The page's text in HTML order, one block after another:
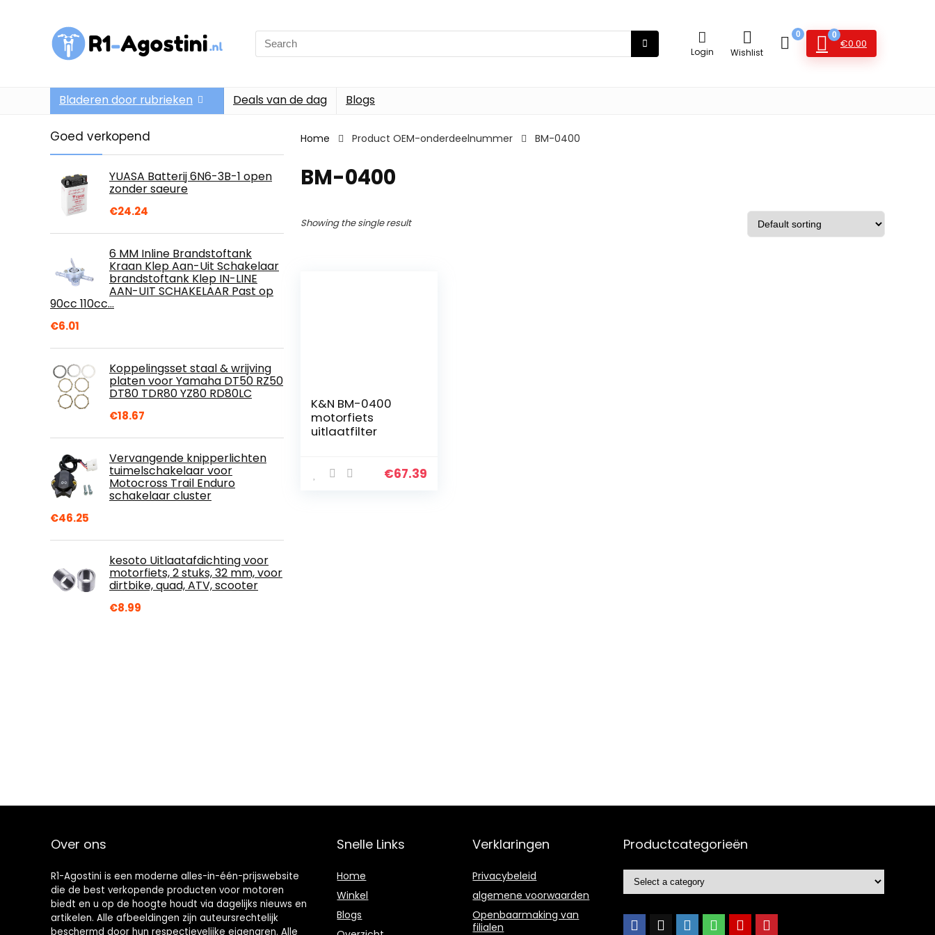
Search
for:
Login Wishlist
0 0
€0.00
Bladeren door rubrieken Deals van de dag Blogs
Goed verkopend
YUASA Batterij 6N6-3B-1 open
zonder saeure
€24.24
6 MM Inline Brandstoftank
Kraan Klep Aan-Uit Schakelaar
brandstoftank Klep IN-LINE
AAN-UIT SCHAKELAAR Past op
90cc 110cc…
€6.01
Koppelingsset staal & wrijving
platen voor Yamaha DT50 RZ50
DT80 TDR80 YZ80 RD80LC
€18.67
Vervangende knipperlichten
tuimelschakelaar voor
Motocross Trail Enduro
schakelaar cluster
€46.25
kesoto Uitlaatafdichting voor
motorfiets, 2 stuks, 32 mm, voor
dirtbike, quad, ATV, scooter
€8.99
Home Product OEM-onderdeelnummer BM-0400
BM-0400
Showing the single result
K&N BM-0400
motorfiets
uitlaatfilter
€67.39
Over ons
R1-Agostini is een moderne alles-in-één-prijswebsite
die de best verkopende producten voor motoren
biedt en u op de hoogte houdt via dagelijks nieuws en
artikelen. Alle afbeeldingen zijn auteursrechtelijk
beschermd door hun respectievelijke eigenaren. Alle
Snelle Links
Home
Winkel
Blogs
Verklaringen
Privacybeleid
algemene voorwaarden
Openbaarmaking van
filialen
Productcategorieën